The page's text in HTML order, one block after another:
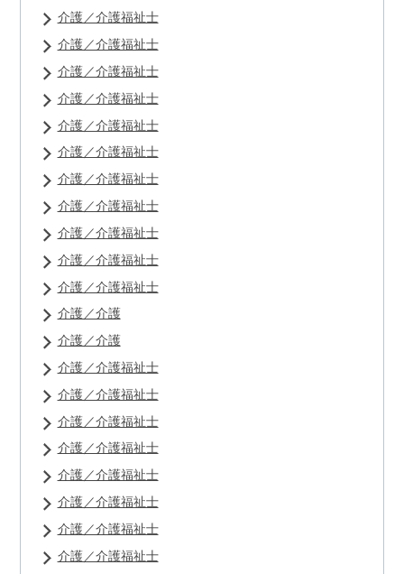
介護／介護福祉士
介護／介護福祉士
介護／介護福祉士
介護／介護福祉士
介護／介護福祉士
介護／介護福祉士
介護／介護福祉士
介護／介護福祉士
介護／介護福祉士
介護／介護福祉士
介護／介護福祉士
介護／介護
介護／介護
介護／介護福祉士
介護／介護福祉士
介護／介護福祉士
介護／介護福祉士
介護／介護福祉士
介護／介護福祉士
介護／介護福祉士
介護／介護福祉士